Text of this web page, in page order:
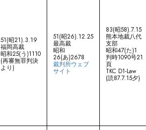
51(昭21).3.19
福岡高裁
昭和25(う)1110
(再審無罪判決
より)
51(昭26).12.25
最高裁
昭和
26(あ)2678
裁判所ウェブ
サイト
83(昭58).7.15
熊本地裁八代
支部
昭和47(た)1
判時1090号21
頁
TKC D1-Law
(読87.7.15夕)